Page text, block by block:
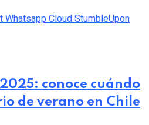
Whatsapp Cloud StumbleUpon
conoce cuándo
de verano en Chile